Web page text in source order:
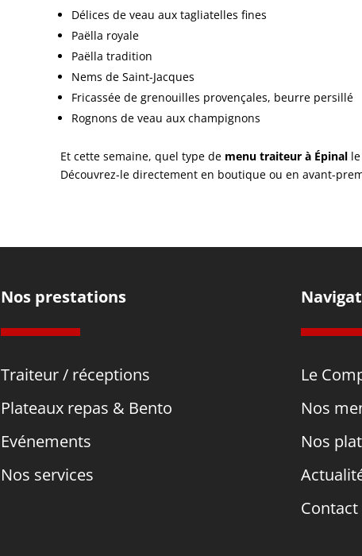
Délices de veau aux tagliatelles fines
Paëlla royale
Paëlla tradition
Nems de Saint-Jacques
Fricassée de grenouilles provençales, beurre persillé
Rognons de veau aux champignons
Et cette semaine, quel type de menu traiteur à Épinal
Découvrez-le directement en boutique ou en avant-
Nos prestations
Traiteur / réceptions
Plateaux repas & Bento
Evénements
Nos services
Le
Nos
Nos
Contact